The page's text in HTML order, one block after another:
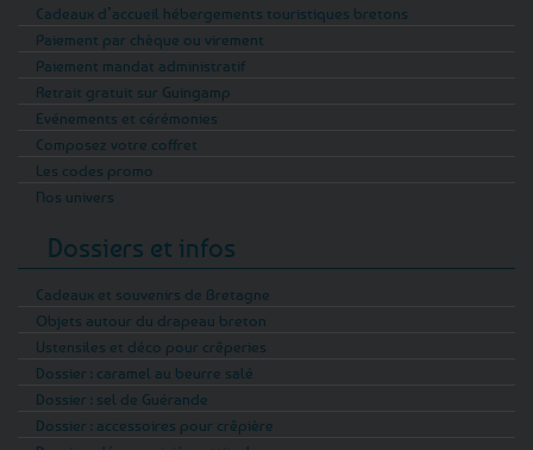
Cadeaux d’accueil hébergements touristiques bretons
Paiement par chèque ou virement
Paiement mandat administratif
Retrait gratuit sur Guingamp
Evénements et cérémonies
Composez votre coffret
Les codes promo
Nos univers
Dossiers et infos
Cadeaux et souvenirs de Bretagne
Objets autour du drapeau breton
Ustensiles et déco pour crêperies
Dossier : caramel au beurre salé
Dossier : sel de Guérande
Dossier : accessoires pour crêpière